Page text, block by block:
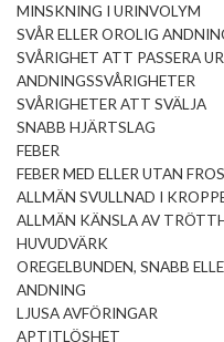
MINSKNING I URINVOLYM
SVÅR ELLER OROLIG
SVÅRIGHET ATT PASSERA
ANDNINGSSVÅRIGHETER
SVÅRIGHETER ATT SVÄLJA
SNABB HJÄRTSLAG
FEBER
FEBER MED ELLER UTAN
ALLMÄN SVULLNAD I
ALLMÄN KÄNSLA AV
HUVUDVÄRK
OREGELBUNDEN, SNABB
ANDNING
LJUSA AVFÖRINGAR
APTITLÖSHET